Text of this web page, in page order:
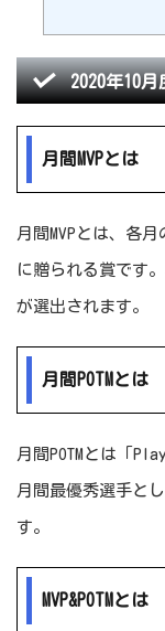
2020年10月
月間MVPとは
月間MVPとは、各
に贈られる賞です
が選出されます。
月間POTMとは
月間POTMとは「
月間最優秀選手と
す。
MVP&POTMとは